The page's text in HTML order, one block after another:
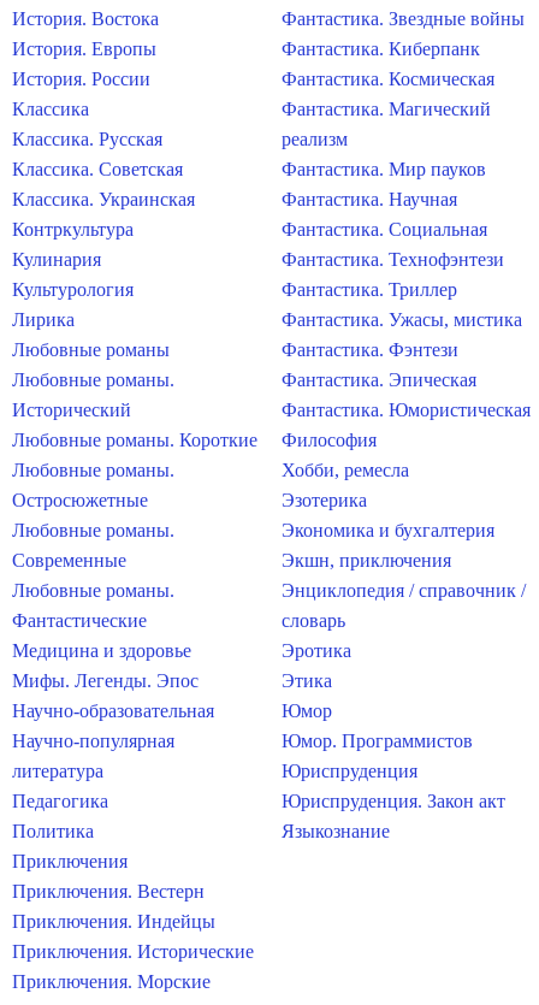
История. Востока
История. Европы
История. России
Классика
Классика. Русская
Классика. Советская
Классика. Украинская
Контркультура
Кулинария
Культурология
Лирика
Любовные романы
Любовные романы.
Исторический
Любовные романы. Короткие
Любовные романы.
Остросюжетные
Любовные романы.
Современные
Любовные романы.
Фантастические
Медицина и здоровье
Мифы. Легенды. Эпос
Научно-образовательная
Научно-популярная
литература
Педагогика
Политика
Приключения
Приключения. Вестерн
Приключения. Индейцы
Приключения. Исторические
Приключения. Морские
Фантастика. Звездные войны
Фантастика. Киберпанк
Фантастика. Космическая
Фантастика. Магический
реализм
Фантастика. Мир пауков
Фантастика. Научная
Фантастика. Социальная
Фантастика. Технофэнтези
Фантастика. Триллер
Фантастика. Ужасы, мистика
Фантастика. Фэнтези
Фантастика. Эпическая
Фантастика. Юмористическая
Философия
Хобби, ремесла
Эзотерика
Экономика и бухгалтерия
Экшн, приключения
Энциклопедия / справочник /
словарь
Эротика
Этика
Юмор
Юмор. Программистов
Юриспруденция
Юриспруденция. Закон акт
Языкознание